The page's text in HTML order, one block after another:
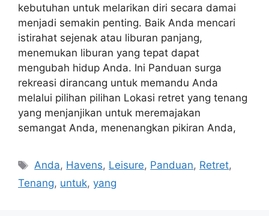
kebutuhan untuk melarikan diri secara damai
menjadi semakin penting. Baik Anda mencari
istirahat sejenak atau liburan panjang,
menemukan liburan yang tepat dapat
mengubah hidup Anda. Ini Panduan surga
rekreasi dirancang untuk memandu Anda
melalui pilihan pilihan Lokasi retret yang tenang
yang menjanjikan untuk meremajakan
semangat Anda, menenangkan pikiran Anda,
Tags
Anda, Havens, Leisure, Panduan, Retret,
Tenang, untuk, yang